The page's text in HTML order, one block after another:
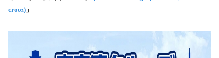
み
で
crooz) 」